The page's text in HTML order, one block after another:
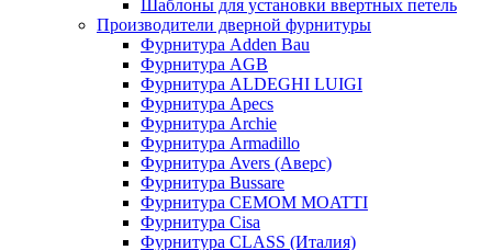
Шаблоны для установки ввертных петель
Производители дверной фурнитуры
Фурнитура Adden Bau
Фурнитура AGB
Фурнитура ALDEGHI LUIGI
Фурнитура Apecs
Фурнитура Archie
Фурнитура Armadillo
Фурнитура Avers (Аверс)
Фурнитура Bussare
Фурнитура CEMOM MOATTI
Фурнитура Cisa
Фурнитура CLASS (Италия)